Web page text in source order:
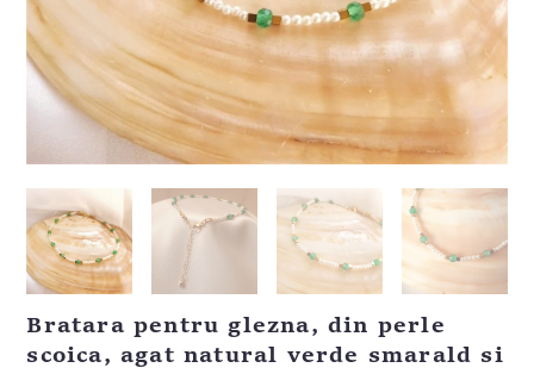
Bratara pentru glezna, din perle
scoica, agat natural verde smarald si